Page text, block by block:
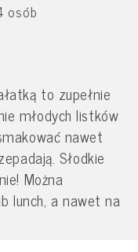
osób
to zupełnie
młodych listków
nawet
Słodkie
Można
lunch, a nawet na